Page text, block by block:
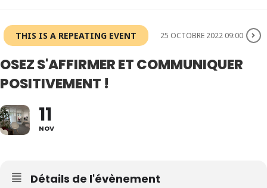
THIS IS A REPEATING EVENT 25 OCTOBRE 2022 09:00
OSEZ S'AFFIRMER ET COMMUNIQUER
POSITIVEMENT !
11
NOV
Détails de l'évènement